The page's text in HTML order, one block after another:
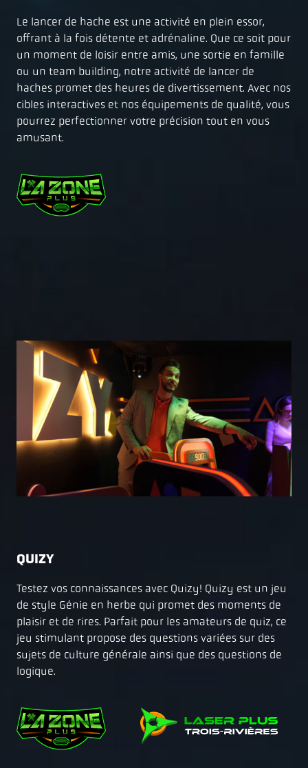
Le lancer de hache est une activité en plein essor,
offrant à la fois détente et adrénaline. Que ce soit pour
un moment de loisir entre amis, une sortie en famille
ou un team building, notre activité de lancer de
haches promet des heures de divertissement. Avec nos
cibles interactives et nos équipements de qualité, vous
pourrez perfectionner votre précision tout en vous
amusant.
QUIZY
Testez vos connaissances avec Quizy! Quizy est un jeu
de style Génie en herbe qui promet des moments de
plaisir et de rires. Parfait pour les amateurs de quiz, ce
jeu stimulant propose des questions variées sur des
sujets de culture générale ainsi que des questions de
logique.